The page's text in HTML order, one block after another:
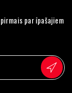
par īpašajiem